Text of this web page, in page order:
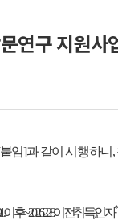
연구 지원사
임]과 같이 시행하니
~ 2026.2.28. 이전 취득)인 자*